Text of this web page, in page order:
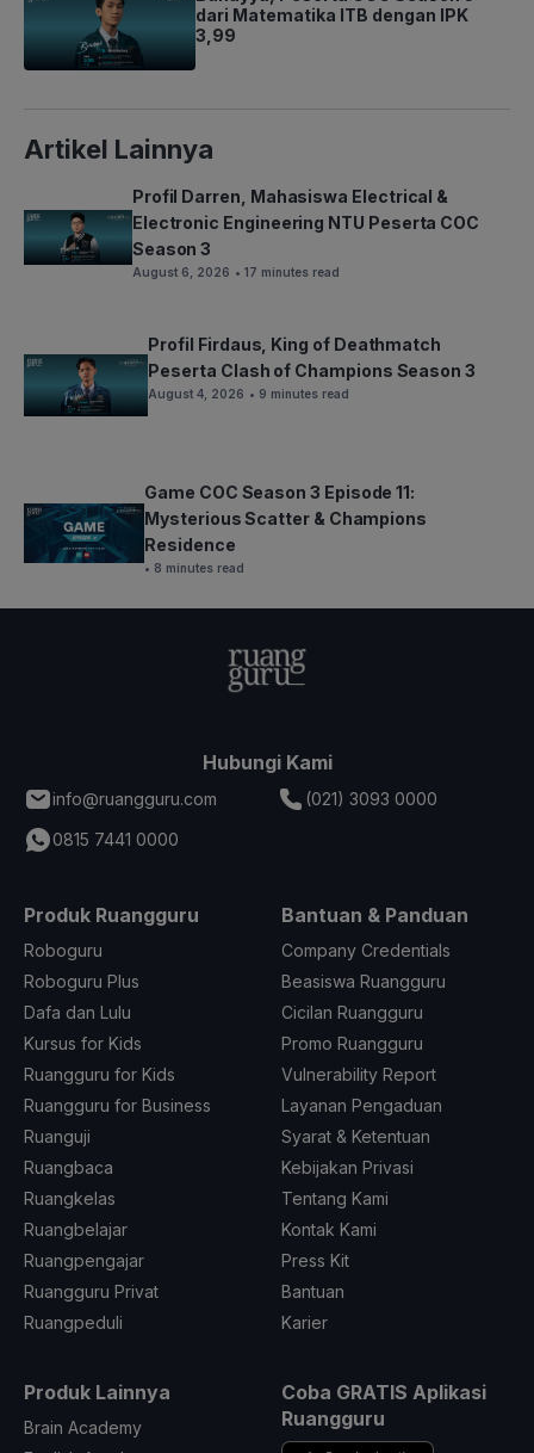
dari Matematika ITB dengan IPK
3,99
Artikel Lainnya
Profil Darren, Mahasiswa Electrical &
Electronic Engineering NTU Peserta COC
Season 3
August 6, 2026 • 17 minutes read
Profil Firdaus, King of Deathmatch
Peserta Clash of Champions Season 3
August 4, 2026 • 9 minutes read
Game COC Season 3 Episode 11:
Mysterious Scatter & Champions
Residence
• 8 minutes read
Hubungi Kami
info@ruangguru.com
(021) 3093 0000
0815 7441 0000
Produk Ruangguru
Roboguru
Roboguru Plus
Dafa dan Lulu
Kursus for Kids
Ruangguru for Kids
Ruangguru for Business
Ruanguji
Ruangbaca
Ruangkelas
Ruangbelajar
Ruangpengajar
Ruangguru Privat
Ruangpeduli
Bantuan & Panduan
Company Credentials
Beasiswa Ruangguru
Cicilan Ruangguru
Promo Ruangguru
Vulnerability Report
Layanan Pengaduan
Syarat & Ketentuan
Kebijakan Privasi
Tentang Kami
Kontak Kami
Press Kit
Bantuan
Karier
Produk Lainnya
Brain Academy
Coba GRATIS Aplikasi
Ruangguru